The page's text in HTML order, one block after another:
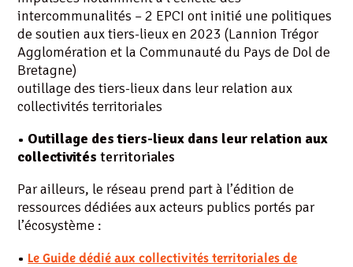
intercommunalités – 2 EPCI ont initié une politiques
de soutien aux tiers-lieux en 2023 (Lannion Trégor
Agglomération et la Communauté du Pays de Dol de
Bretagne)
outillage des tiers-lieux dans leur relation aux
collectivités territoriales
• Outillage des tiers-lieux dans leur relation aux
collectivités territoriales
Par ailleurs, le réseau prend part à l’édition de
ressources dédiées aux acteurs publics portés par
l’écosystème :
• Le Guide dédié aux collectivités territoriales de